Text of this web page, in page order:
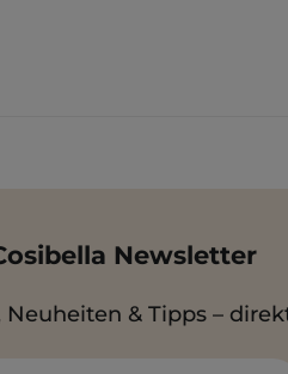
Newsletter
Neuheiten & Tipps –